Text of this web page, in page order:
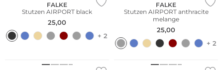
FALKE
Stutzen AIRPORT black
25,00
+ 2
FALKE
Stutzen AIRPORT anthracite
melange
25,00
+ 2
Große Größen